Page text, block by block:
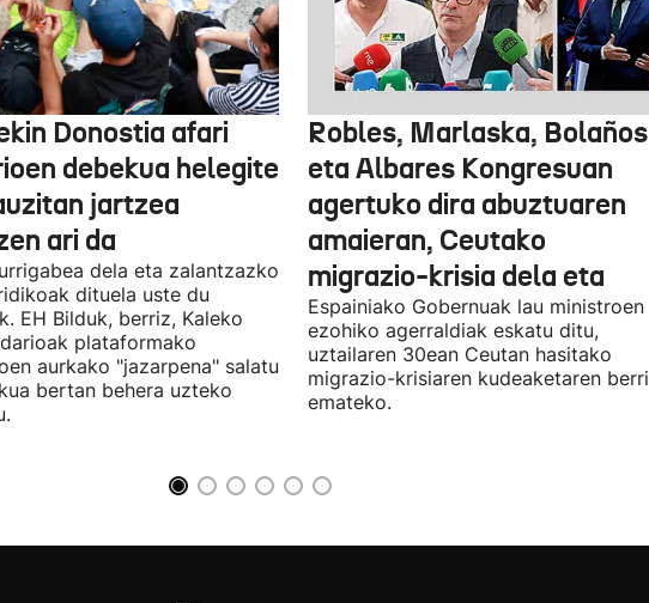
Donostia afari
debekua helegite
jartzea
ari da
dela eta zalantzazko
dituela uste du
EH Bilduk, berriz, Kaleko
plataformako
aurkako "jazarpena" salatu
bertan behera uzteko
Robles, Marlaska, Bolaños
eta Albares Kongresuan
agertuko dira abuztuaren
amaieran, Ceutako
migrazio-krisia dela eta
Espainiako Gobernuak lau ministroen
ezohiko agerraldiak eskatu ditu,
uztailaren 30ean Ceutan hasitako
migrazio-krisiaren kudeaketaren berri
emateko.